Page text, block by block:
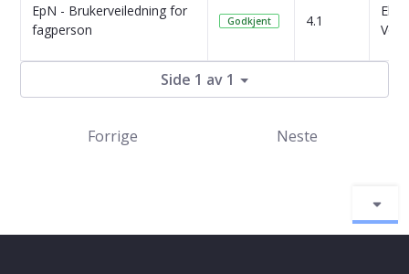
EpN - Brukerveiledning for
fagperson
Godkjent 4.1
Side 1 av 1
Forrige Neste